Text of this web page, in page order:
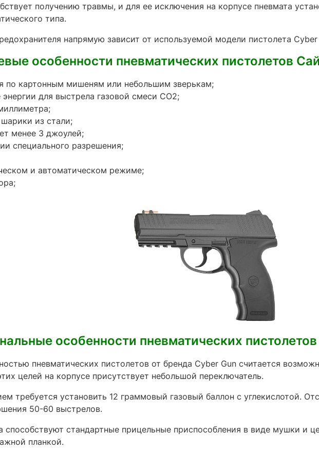
получению травмы, и для ее исключения на корпусе пневмата
типа.
напрямую зависит от используемой модели пистолета Cyber
особенности пневматических пистолетов
по картонным мишеням или небольшим зверькам;
для выстрела газовой смеси CO2;
из стали;
менее 3 джоулей;
специального разрешения;
и автоматическом режиме;
особенности пневматических
пневматических пистолетов от бренда Cyber Gun считается
целей на корпусе присутствует небольшой переключатель.
требуется установить 12 граммовый газовый баллон с углекислотой.
50-60 выстрелов.
стандартные прицельные приспособления в виде мушки и
планкой.